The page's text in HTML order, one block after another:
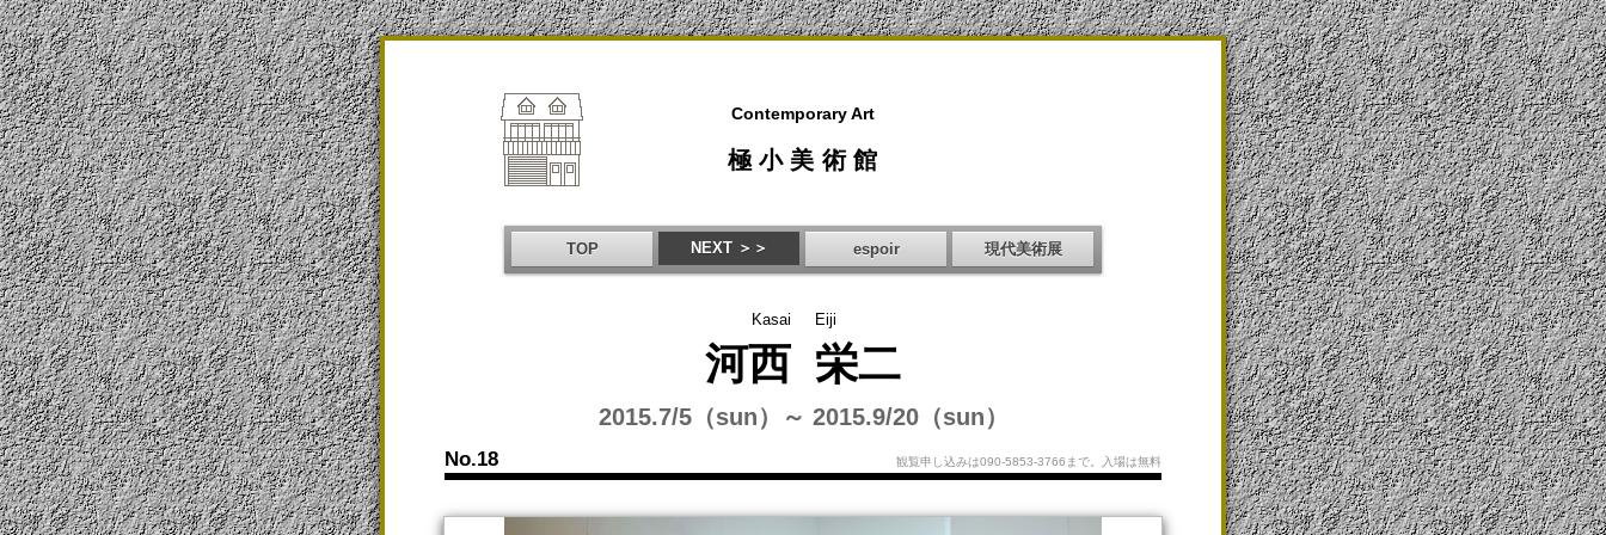
Contemporary Art
極小美術館
TOP NEXT ＞＞ espoir 現代美術展
Kasai Eiji
河西 栄二
2015.7/5（sun）～ 2015.9/20（sun）
No.18 観覧申し込みは090-5853-3766まで。入場は無料